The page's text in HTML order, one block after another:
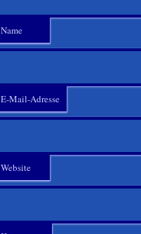
Name
E-Mail-Adresse
Website